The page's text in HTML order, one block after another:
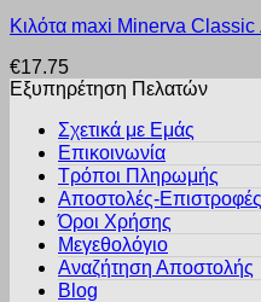
να
στη
σελίδα
προϊόντος
το
έχει
πολλαπλές
επιλογές
μπορούν
επιλεγούν
σελίδα
Κιλότα maxi Minerva Classic
€17.75
Εξυπηρέτηση Πελατών
Σχετικά με Εμάς
Επικοινωνία
Τρόποι Πληρωμής
Αποστολές-Επιστροφές
Όροι Χρήσης
Μεγεθολόγιο
Αναζήτηση Αποστολής
Blog